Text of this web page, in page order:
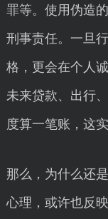
罪等。使用伪造
刑事责任。一旦
格，更会在个人
未来贷款、出行
度算一笔账，这
那么，为什么还
心理，或许也反